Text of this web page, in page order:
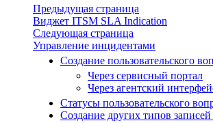
Предыдущая страница
Виджeт ITSM SLA Indication
Следующая страница
Управление инцидентами
Создание пользовательского
Через сервисный портал
Через агентский
Статусы пользовательского
Создание других типов